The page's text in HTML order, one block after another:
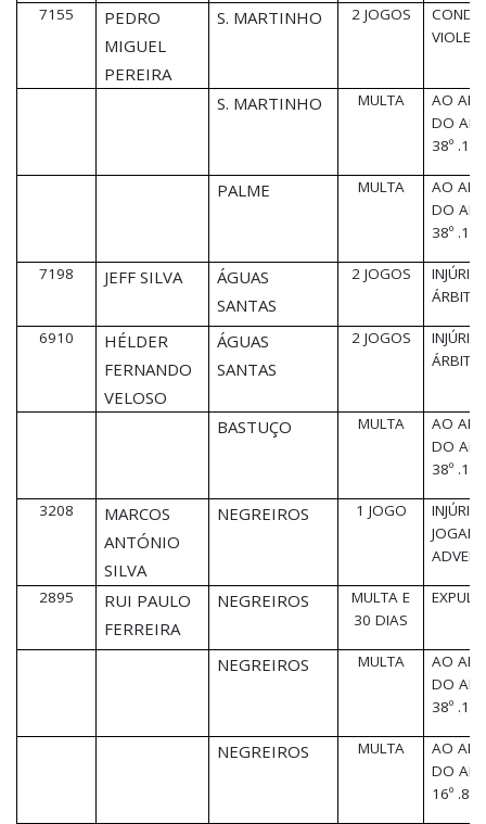
7155
PEDRO
MIGUEL
PEREIRA
S. MARTINHO 2 JOGOS
S. MARTINHO MULTA
AO
DO
38º .1
PALME MULTA
AO
DO
38º .1
7198 JEFF SILVA
ÁGUAS
SANTAS
2 JOGOS
6910
HÉLDER
FERNANDO
VELOSO
ÁGUAS
SANTAS
2 JOGOS
BASTUÇO MULTA
AO
DO
38º .1
3208
MARCOS
ANTÓNIO
SILVA
NEGREIROS 1 JOGO
2895
RUI PAULO
FERREIRA
NEGREIROS
MULTA E
30 DIAS
NEGREIROS MULTA
AO
DO
38º .1
NEGREIROS MULTA
AO
DO
16º .8